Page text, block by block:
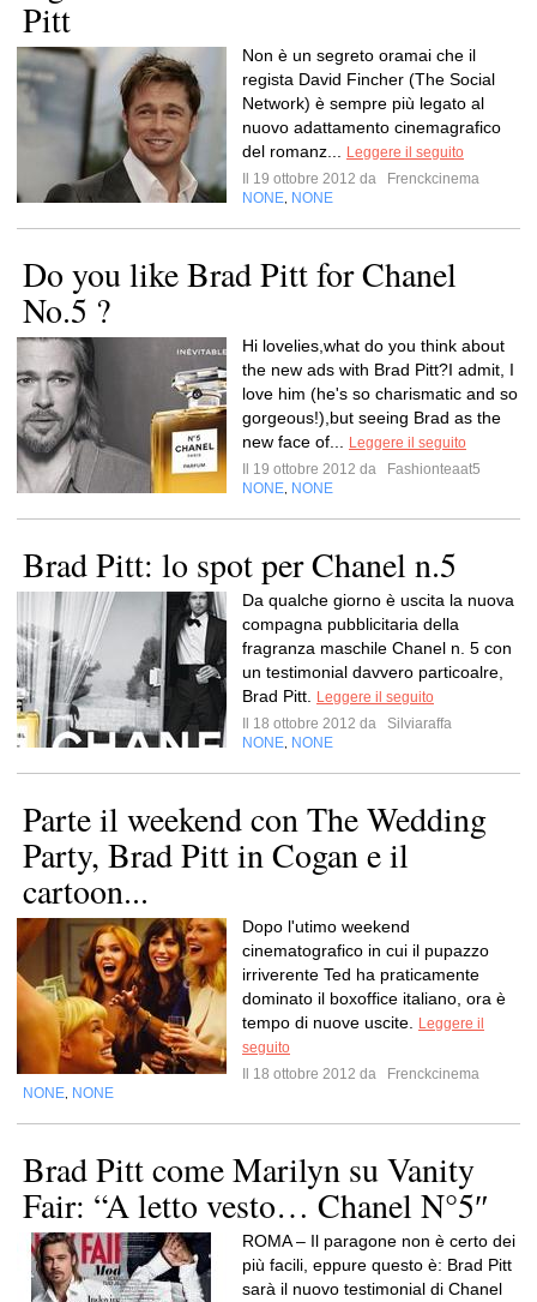
Pitt
Non è un segreto oramai che il
regista David Fincher (The Social
Network) è sempre più legato al
nuovo adattamento cinemagrafico
del romanz...
Leggere il seguito
Il 19 ottobre 2012 da
Frenckcinema
NONE NONE
Do you like Brad Pitt for Chanel
No.5 ?
Hi lovelies,what do you think about
the new ads with Brad Pitt?I admit, I
love him (he's so charismatic and so
gorgeous!),but seeing Brad as the
new face of...
Leggere il seguito
Il 19 ottobre 2012 da
Fashionteaat5
NONE NONE
Brad Pitt: lo spot per Chanel n.5
Da qualche giorno è uscita la nuova
compagna pubblicitaria della
fragranza maschile Chanel n. 5 con
un testimonial davvero particoalre,
Brad Pitt.
Leggere il seguito
Il 18 ottobre 2012 da
Silviaraffa
NONE NONE
Parte il weekend con The Wedding
Party, Brad Pitt in Cogan e il
cartoon...
Dopo l'utimo weekend
cinematografico in cui il pupazzo
irriverente Ted ha praticamente
dominato il boxoffice italiano, ora è
tempo di nuove uscite.
Leggere il
seguito
Il 18 ottobre 2012 da
Frenckcinema
NONE NONE
Brad Pitt come Marilyn su Vanity
Fair: “A letto vesto… Chanel N°5″
ROMA – Il paragone non è certo dei
più facili, eppure questo è: Brad Pitt
sarà il nuovo testimonial di Chanel